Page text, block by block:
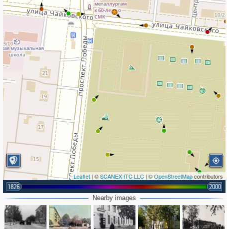
8
Leaflet | ©SCANEX ITC LLC | ©OpenStreetMapcontributors
1826 2000
Nearby images